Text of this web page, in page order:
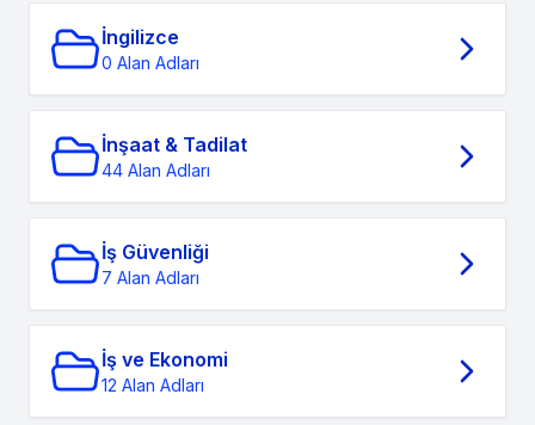
İngilizce
0 Alan Adları
İnşaat & Tadilat
44 Alan Adları
İş Güvenliği
7 Alan Adları
İş ve Ekonomi
12 Alan Adları